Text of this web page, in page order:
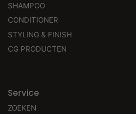
SHAMPOO
CONDITIONER
STYLING & FINISH
CG PRODUCTEN
Service
ZOEKEN